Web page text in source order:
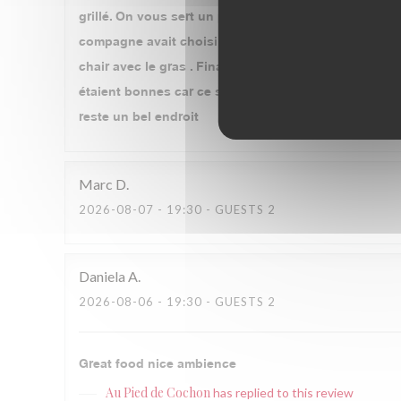
grillé. On vous sert un plat qui est composé de 80 %
compagne avait choisi le pied de cochon farci
chair avec le gras . Finalement pour me rassasier
étaient bonnes car ce sont des bons produits tels
reste un bel endroit
Marc D
2026-08-07 - 19:30 - GUESTS 2
Daniela A
2026-08-06 - 19:30 - GUESTS 2
Great food nice ambience
Au Pied de Cochonhas replied to this review